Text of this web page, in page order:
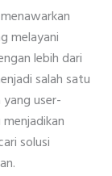
melayani
lebih dari
salah satu
user-
solusi